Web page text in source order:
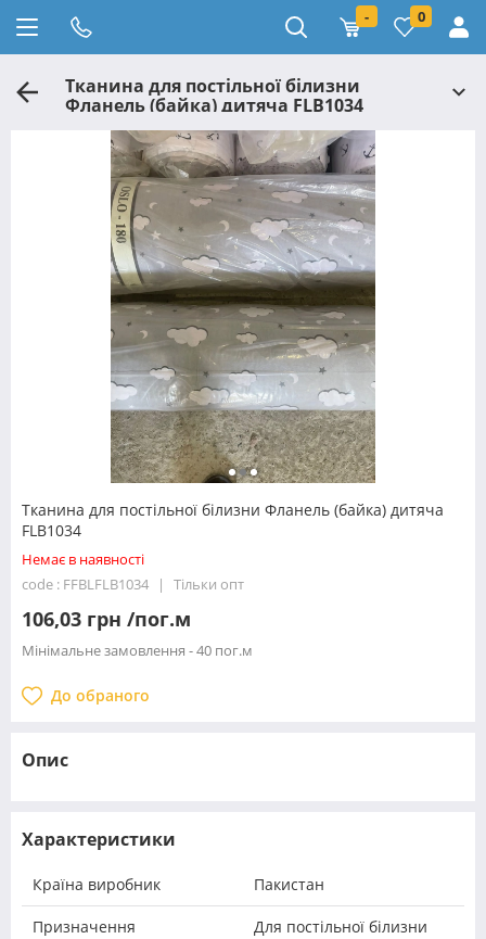
- 0
Тканина для постільної білизни
Фланель (байка) дитяча FLB1034
Тканина для постільної білизни Фланель (байка) дитяча
FLB1034
Немає в наявності
code : FFBLFLB1034
Тільки опт
106,03 грн /пог.м
Мінімальне замовлення - 40 пог.м
До обраного
Опис
Характеристики
Країна виробник Пакистан
Призначення Для постільної білизни